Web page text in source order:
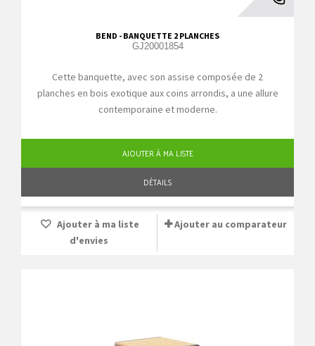
BEND - BANQUETTE 2 PLANCHES
GJ20001854
Cette banquette, avec son assise composée de 2
planches en bois exotique aux coins arrondis, a une allure
contemporaine et moderne.
AJOUTER À MA LISTE
DÉTAILS
Ajouter à ma liste
d'envies
Ajouter au comparateur